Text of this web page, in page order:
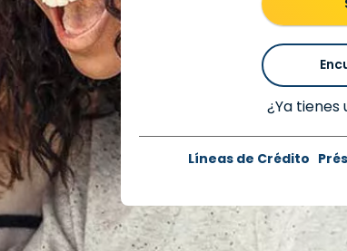
¿Ya tienes
Líneas de Crédito